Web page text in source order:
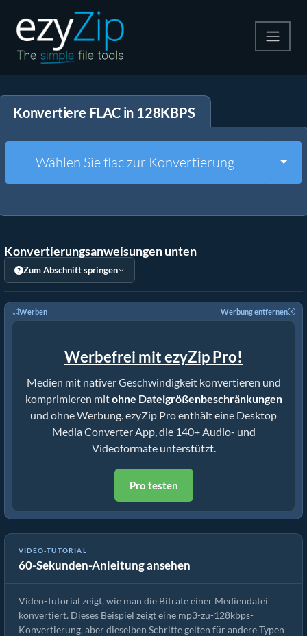
Entpacken
Weitere Tools
Konvertiere FLAC in 128KBPS
Wählen Sie flac zur Konvertierung
Konvertierungsanweisungen unten
Zum Abschnitt springen
Werben Werbung entfernen
Werbefrei mit ezyZip Pro!
Medien mit nativer Geschwindigkeit konvertieren und
komprimieren mitohne Dateigrößenbeschränkungen
und ohne Werbung. ezyZip Pro enthält eine Desktop
Media Converter App, die 140+ Audio- und
Videoformate unterstützt.
Pro testen
VIDEO-TUTORIAL
60-Sekunden-Anleitung ansehen
Mediendatei-Bitrate konvertieren
Video-Tutorial zeigt, wie man die Bitrate einer Mediendatei
konvertiert. Dieses Beispiel zeigt eine mp3-zu-128kbps-
Konvertierung, aber dieselben Schritte gelten für andere Typen